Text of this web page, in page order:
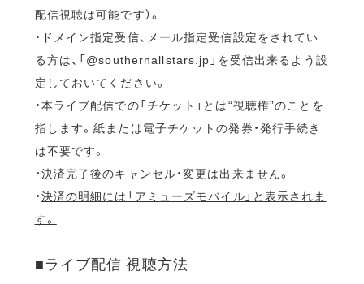
配信視聴は可能です）。
・ドメイン指定受信、メール指定受信設定をされてい
る方は、「@southernallstars.jp」を受信出来るよう設
定しておいてください。
・本ライブ配信での「チケット」とは“視聴権”のことを
指します。紙または電子チケットの発券・発行手続き
は不要です。
・決済完了後のキャンセル・変更は出来ません。
・決済の明細には「アミューズモバイル」と表示されま
す。
■ライブ配信 視聴方法